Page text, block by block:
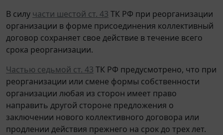
В силу части шестой ст. 43 ТК РФ при реорганизации
организации в форме присоединения коллективный
договор сохраняет свое действие в течение всего
срока реорганизации.
Частью седьмой ст. 43 ТК РФ предусмотрено, что при
реорганизации или смене формы собственности
организации любая из сторон имеет право
направить другой стороне предложения о
заключении нового коллективного договора или
продлении действия прежнего на срок до трех лет.